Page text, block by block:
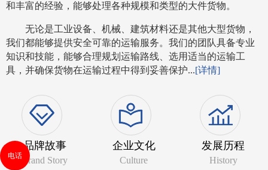
和丰富的经验，能够处理各种规模和类型的大件货物。
无论是工业设备、机械、建筑材料还是其他大型货物，
我们都能够提供安全可靠的运输服务。我们的团队具备专业
知识和技能，能够合理规划运输路线、选用适当的运输工
具，并确保货物在运输过程中得到妥善保护...[详情]
品牌故事
Brand Story
企业文化
Culture
发展历程
History
电话